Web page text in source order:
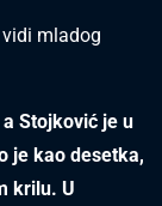
mladog
Stojković je u
je kao desetka,
krilu. U